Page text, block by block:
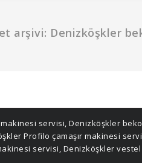
arşivi: Denizköşkler
servisi, Denizköşkler
Profilo çamaşır makinesi
servisi, Denizköşkler vestel